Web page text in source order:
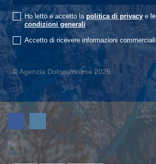
Ho letto e accetto lapolitica di privacye le
condizioni generali
Accetto di ricevere informazioni commerciali
© Agenzia Dolomitissime 2026